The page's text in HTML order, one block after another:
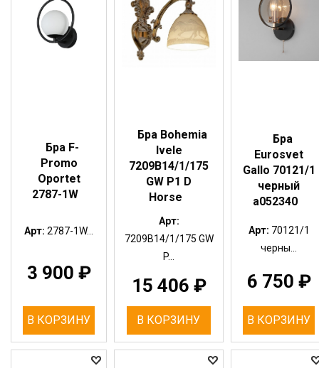
Бра F-
Promo
Oportet
2787-1W
Арт: 2787-1W...
3 900 ₽
В КОРЗИНУ
Бра Bohemia
Ivele
7209B14/1/175
GW P1 D
Horse
Арт:
7209B14/1/175 GW
P...
15 406 ₽
В КОРЗИНУ
Бра
Eurosvet
Gallo 70121/1
черный
a052340
Арт: 70121/1
черны...
6 750 ₽
В КОРЗИНУ